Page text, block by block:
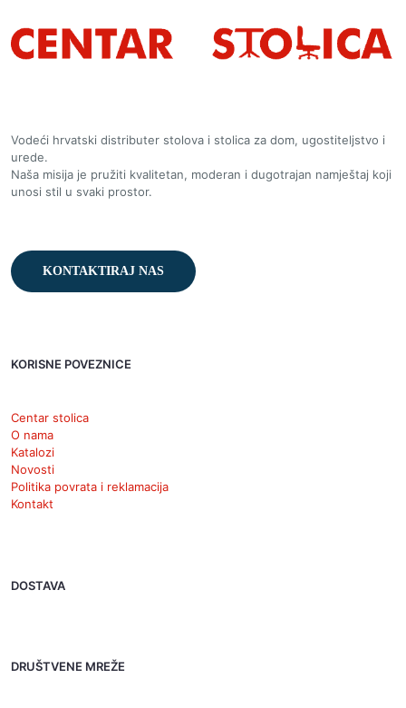
Vodeći hrvatski distributer stolova i stolica za dom, ugostiteljstvo i
urede.
Naša misija je pružiti kvalitetan, moderan i dugotrajan namještaj koji
unosi stil u svaki prostor.
KONTAKTIRAJ NAS
KORISNE POVEZNICE
Centar stolica
O nama
Katalozi
Novosti
Politika povrata i reklamacija
Kontakt
DOSTAVA
DRUŠTVENE MREŽE